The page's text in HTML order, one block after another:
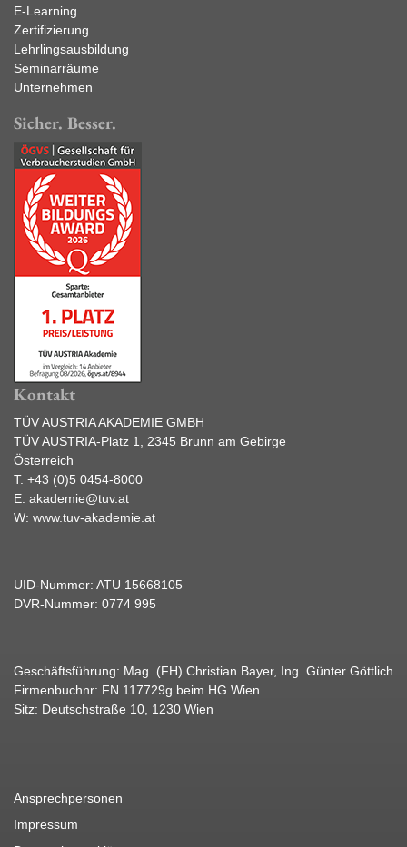
E-Learning
Zertifizierung
Lehrlingsausbildung
Seminarräume
Unternehmen
Sicher. Besser.
Kontakt
TÜV AUSTRIA AKADEMIE GMBH
TÜV AUSTRIA-Platz 1, 2345 Brunn am Gebirge
Österreich
T: +43 (0)5 0454-8000
E: akademie@tuv.at
W: www.tuv-akademie.at
UID-Nummer: ATU 15668105
DVR-Nummer: 0774 995
Geschäftsführung: Mag. (FH) Christian Bayer, Ing. Günter Göttlich
Firmenbuchnr: FN 117729g beim HG Wien
Sitz: Deutschstraße 10, 1230 Wien
Ansprechpersonen
Impressum